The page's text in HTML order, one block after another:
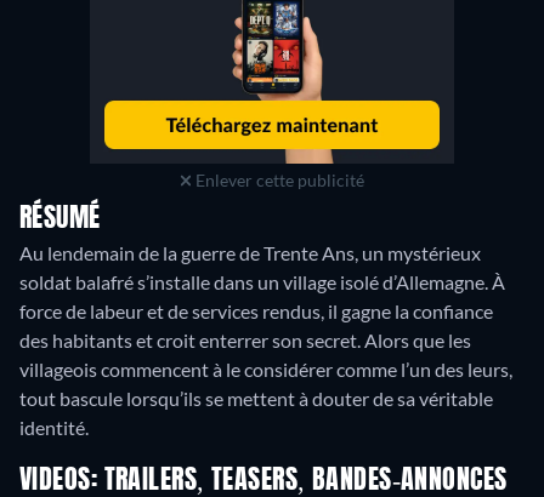
Enlever cette publicité
RÉSUMÉ
Au lendemain de la guerre de Trente Ans, un mystérieux
soldat balafré s’installe dans un village isolé d’Allemagne. À
force de labeur et de services rendus, il gagne la confiance
des habitants et croit enterrer son secret. Alors que les
villageois commencent à le considérer comme l’un des leurs,
tout bascule lorsqu’ils se mettent à douter de sa véritable
identité.
VIDEOS: TRAILERS, TEASERS, BANDES-ANNONCES